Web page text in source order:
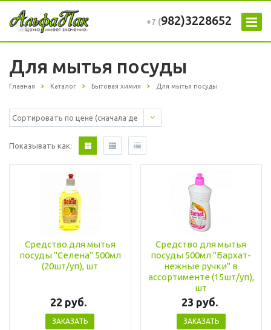
+7 (982)3228652
Для мытья посуды
Главная Каталог Бытовая химия Для мытья посуды
Показывать как:
Средство для мытья
посуды "Селена" 500мл
(20шт/уп), шт
22 руб.
ЗАКАЗАТЬ
Средство для мытья
посуды 500мл "Бархат-
нежные ручки" в
ассортименте (15шт/уп),
шт
23 руб.
ЗАКАЗАТЬ